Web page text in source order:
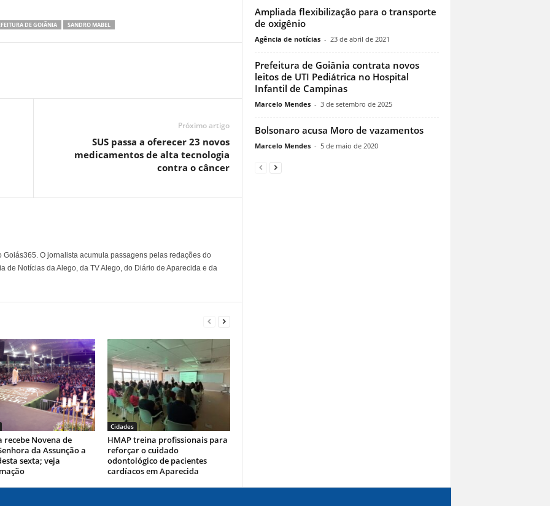
DE GOIÂNIA SANDRO MABEL
Próximo artigo
SUS passa a oferecer 23 novos
medicamentos de alta tecnologia
contra o câncer
Goiás365. O jornalista acumula passagens pelas redações do
de Notícias da Alego, da TV Alego, do Diário de Aparecida e da
recebe Novena de
da Assunção a
sexta; veja
Cidades
HMAP treina profissionais para
reforçar o cuidado
odontológico de pacientes
cardíacos em Aparecida
Ampliada flexibilização para o transporte
de oxigênio
Agência de notícias - 23 de abril de 2021
Prefeitura de Goiânia contrata novos
leitos de UTI Pediátrica no Hospital
Infantil de Campinas
Marcelo Mendes - 3 de setembro de 2025
Bolsonaro acusa Moro de vazamentos
Marcelo Mendes - 5 de maio de 2020